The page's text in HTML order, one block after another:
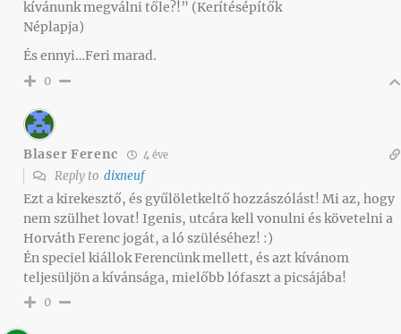
kívánunk megválni tőle?!” (Kerítésépítők
Néplapja)
És ennyi…Feri marad.
0
Blaser Ferenc 4 éve
Reply to dixneuf
Ezt a kirekesztő, és gyűlöletkeltő hozzászólást! Mi az, hogy
nem szülhet lovat! Igenis, utcára kell vonulni és követelni a
Horváth Ferenc jogát, a ló szüléséhez! :)
Én speciel kiállok Ferencünk mellett, és azt kívánom
teljesüljön a kívánsága, mielőbb lófaszt a picsájába!
0